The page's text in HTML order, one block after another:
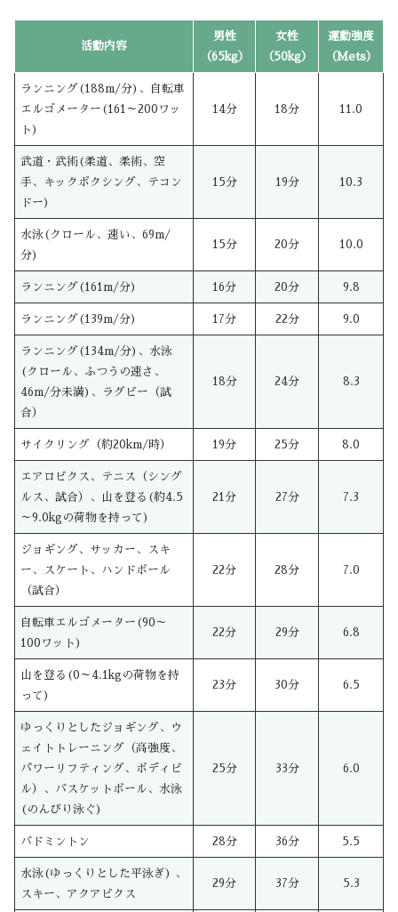
活動内容
男性
（65kg）
女性
（50kg）
運動強度
（Mets）
ランニング(188m/分)、自転車
エルゴメーター(161～200ワッ
ト)
14分 18分 11.0
武道・武術(柔道、柔術、空
手、キックボクシング、テコン
ドー)
15分 19分 10.3
水泳(クロール、速い、69m/
分)
15分 20分 10.0
ランニング(161m/分) 16分 20分 9.8
ランニング(139m/分) 17分 22分 9.0
ランニング(134m/分)、水泳
(クロール、ふつうの速さ、
46m/分未満)、ラグビー（試
合）
18分 24分 8.3
サイクリング（約20km/時） 19分 25分 8.0
エアロビクス、テニス（シング
ルス、試合）、山を登る(約4.5
～9.0kgの荷物を持って)
21分 27分 7.3
ジョギング、サッカー、スキ
ー、スケート、ハンドボール
（試合）
22分 28分 7.0
自転車エルゴメーター(90～
100ワット)
22分 29分 6.8
山を登る(0～4.1kgの荷物を持
って)
23分 30分 6.5
ゆっくりとしたジョギング、ウ
ェイトトレーニング（高強度、
パワーリフティング、ボディビ
ル）、バスケットボール、水泳
(のんびり泳ぐ)
25分 33分 6.0
バドミントン 28分 36分 5.5
水泳(ゆっくりとした平泳ぎ) 、
スキー、アクアビクス
29分 37分 5.3